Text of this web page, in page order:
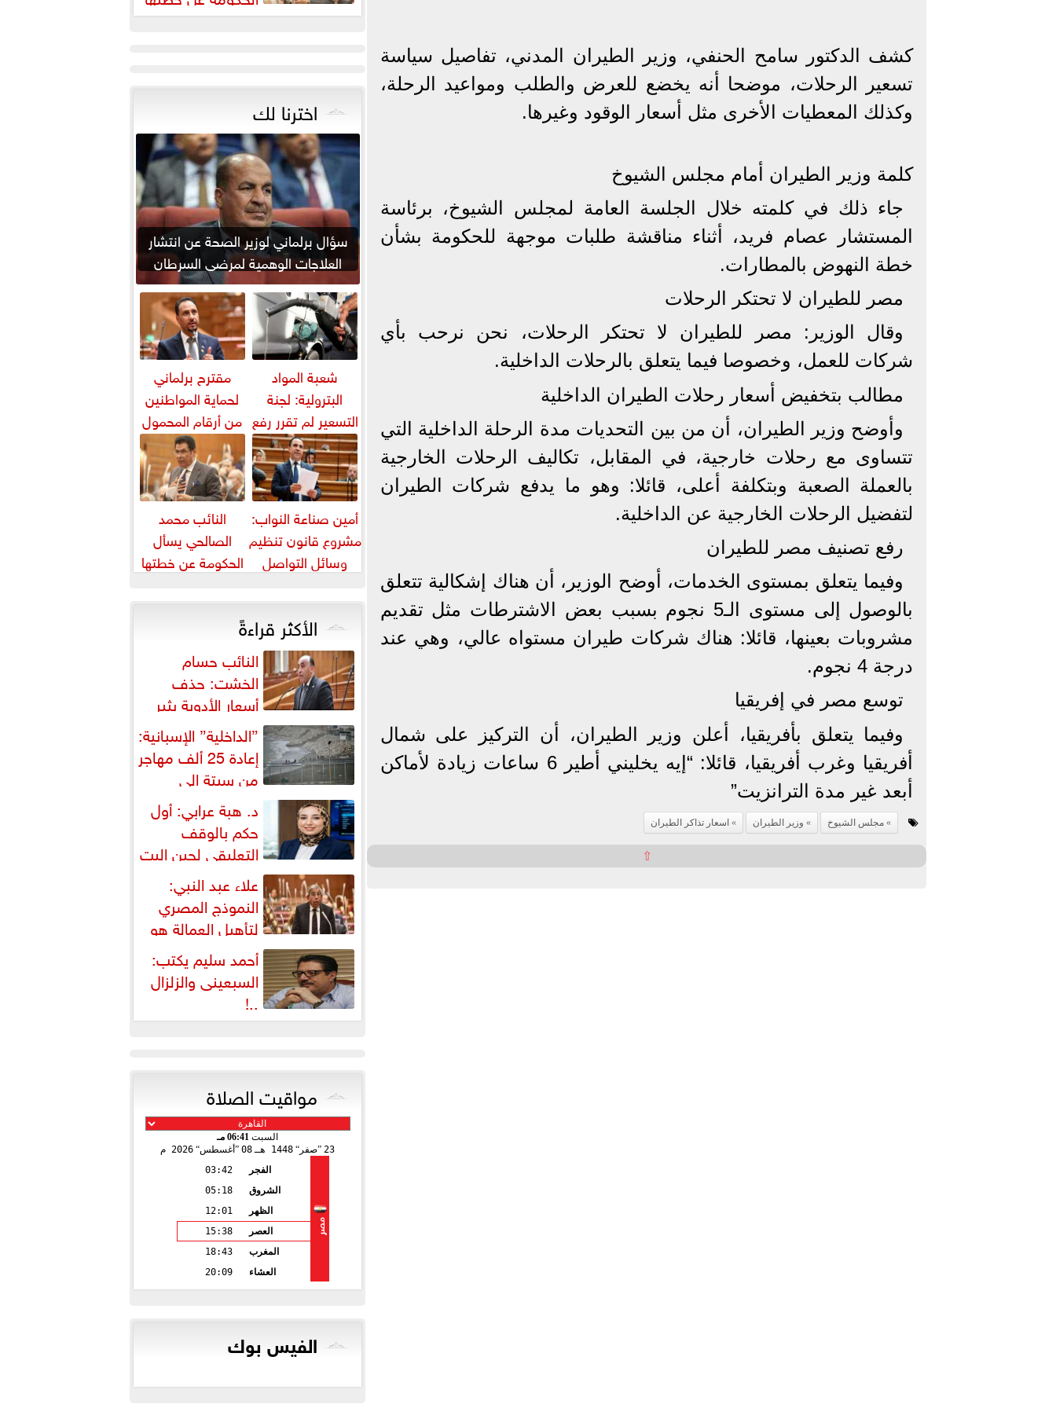
كشف الدكتور سامح الحنفي، وزير الطيران المدني، تفاصيل سياسة
تسعير الرحلات، موضحا أنه يخضع للعرض والطلب ومواعيد الرحلة،
وكذلك المعطيات الأخرى مثل أسعار الوقود وغيرها.
كلمة وزير الطيران أمام مجلس الشيوخ
جاء ذلك في كلمته خلال الجلسة العامة لمجلس الشيوخ، برئاسة
المستشار عصام فريد، أثناء مناقشة طلبات موجهة للحكومة بشأن
خطة النهوض بالمطارات.
مصر للطيران لا تحتكر الرحلات
وقال الوزير: مصر للطيران لا تحتكر الرحلات، نحن نرحب بأي
شركات للعمل، وخصوصا فيما يتعلق بالرحلات الداخلية.
مطالب بتخفيض أسعار رحلات الطيران الداخلية
وأوضح وزير الطيران، أن من بين التحديات مدة الرحلة الداخلية التي
تتساوى مع رحلات خارجية، في المقابل، تكاليف الرحلات الخارجية
بالعملة الصعبة وبتكلفة أعلى، قائلا: وهو ما يدفع شركات الطيران
لتفضيل الرحلات الخارجية عن الداخلية.
رفع تصنيف مصر للطيران
وفيما يتعلق بمستوى الخدمات، أوضح الوزير، أن هناك إشكالية تتعلق
بالوصول إلى مستوى الـ5 نجوم بسبب بعض الاشترطات مثل تقديم
مشروبات بعينها، قائلا: هناك شركات طيران مستواه عالي، وهي عند
درجة 4 نجوم.
توسع مصر في إفريقيا
وفيما يتعلق بأفريقيا، أعلن وزير الطيران، أن التركيز على شمال
أفريقيا وغرب أفريقيا، قائلا: “إيه يخليني أطير 6 ساعات زيادة لأماكن
أبعد غير مدة الترانزيت”
مجلس الشيوخ وزير الطيران اسعار تذاكر الطيران
⇧
لمواجهة ارتفاع أسعار اللحوم
اخترنا لك
سؤال برلماني لوزير الصحة عن انتشار
العلاجات الوهمية لمرضى السرطان
شعبة المواد
البترولية: لجنة
التسعير لم تقرر رفع
أسعار البنزين
والسولار حتى...
مقترح برلماني
لحماية المواطنين
من أرقام المحمول
المجهولة
أمين صناعة النواب:
مشروع قانون تنظيم
وسائل التواصل
العميق ويحمي...
النائب محمد
الصالحي يسأل
الحكومة عن خطتها
اللحوم
الأكثر قراءةً
النائب حسام
الخشت: حذف
أسعار الأدوية يثير
إشكالية دستورية ويهدد حق
المواطن...
”الداخلية” الإسبانية:
إعادة 25 ألف مهاجر
من سبتة إلى
المغرب... وارتفاع حصيلة...
د. هبة عرابي: أول
حكم بالوقف
التعليقي لحين البت
في الطعن على... علاء عبد النبي:
النموذج المصري
لتأهيل العمالة هو
البديل العملي والأمثل لأزمات...
أحمد سليم يكتب:
السبعينى والزلزال
..!
مواقيت الصلاة
السبت 06:41 مـ
23 صفر 1448 هـ 08 أغسطس 2026 م
مصر
الفجر
03:42
الشروق
05:18
الظهر
12:01
العصر
15:38
المغرب
18:43
العشاء
20:09
الفيس بوك